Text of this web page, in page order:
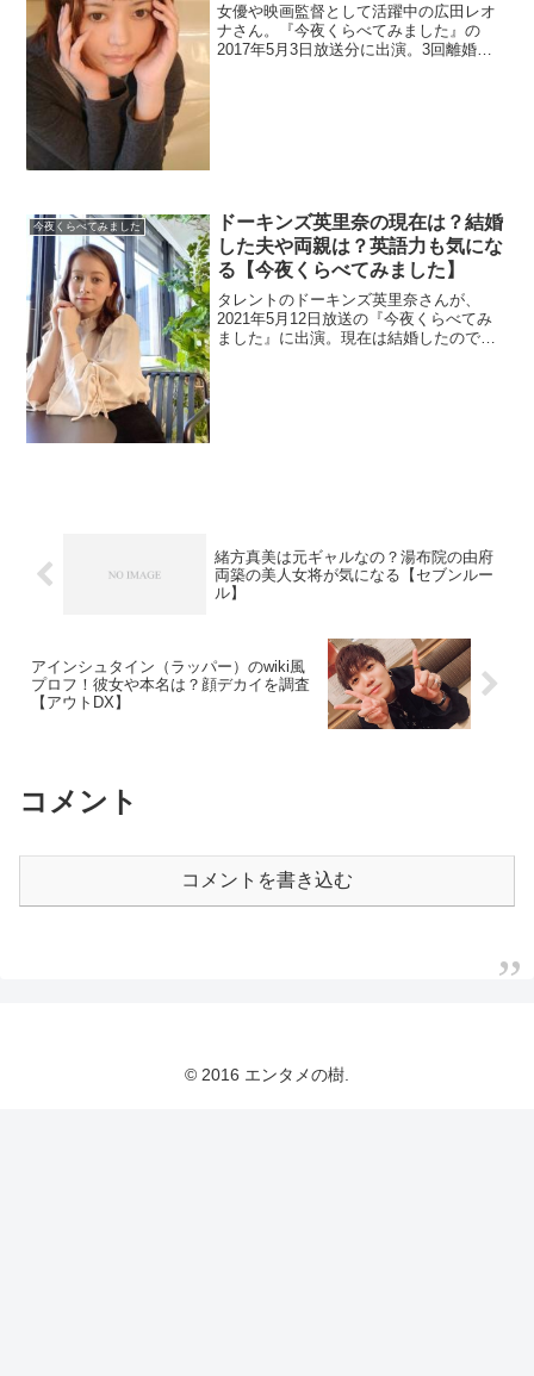
女優や映画監督として活躍中の広田レオ
ナさん。『今夜くらべてみました』の
2017年5月3日放送分に出演。3回離婚し
今夜くらべてみました
ドーキンズ英里奈の現在は？結婚
した夫や両親は？英語力も気にな
る【今夜くらべてみました】
タレントのドーキンズ英里奈さんが、
2021年5月12日放送の『今夜くらべてみ
ました』に出演。現在は結婚したので旦
緒方真美は元ギャルなの？湯布院の由府
両築の美人女将が気になる【セブンルー
ル】
アインシュタイン（ラッパー）のwiki風
プロフ！彼女や本名は？顔デカイを調査
【アウトDX】
コメント
コメントを書き込む
© 2016 エンタメの樹.